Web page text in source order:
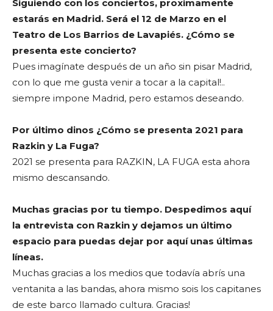
Siguiendo con los conciertos, proximamente
estarás en Madrid. Será el 12 de Marzo en el
Teatro de Los Barrios de Lavapiés. ¿Cómo se
presenta este concierto?
Pues imagínate después de un año sin pisar Madrid,
con lo que me gusta venir a tocar a la capital!..
siempre impone Madrid, pero estamos deseando.
Por último dinos ¿Cómo se presenta 2021 para
Razkin y La Fuga?
2021 se presenta para RAZKIN, LA FUGA esta ahora
mismo descansando.
Muchas gracias por tu tiempo. Despedimos aquí
la entrevista con Razkin y dejamos un último
espacio para puedas dejar por aquí unas últimas
líneas.
Muchas gracias a los medios que todavía abrís una
ventanita a las bandas, ahora mismo sois los capitanes
de este barco llamado cultura. Gracias!